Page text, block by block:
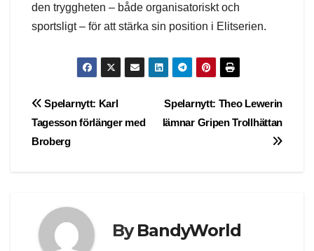
den tryggheten – både organisatoriskt och
sportsligt – för att stärka sin position i Elitserien.
Post
navigation
Spelarnytt: Theo Lewerin
lämnar Gripen Trollhättan
Spelarnytt: Karl
Tagesson förlänger med
Broberg
ByBandyWorld